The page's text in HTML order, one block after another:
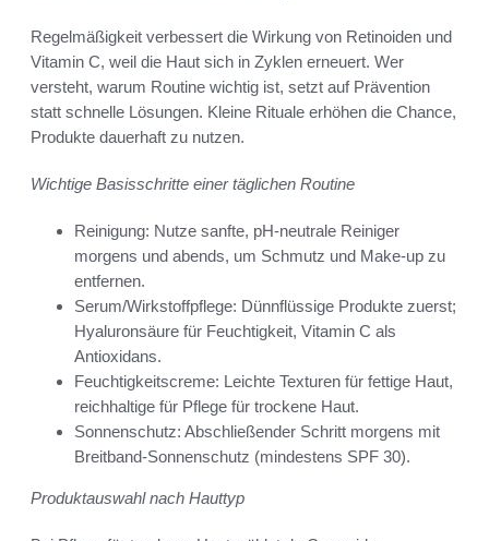
Regelmäßigkeit verbessert die Wirkung von Retinoiden und
Vitamin C, weil die Haut sich in Zyklen erneuert. Wer
versteht, warum Routine wichtig ist, setzt auf Prävention
statt schnelle Lösungen. Kleine Rituale erhöhen die Chance,
Produkte dauerhaft zu nutzen.
Wichtige Basisschritte einer täglichen Routine
Reinigung: Nutze sanfte, pH-neutrale Reiniger
morgens und abends, um Schmutz und Make-up zu
entfernen.
Serum/Wirkstoffpflege: Dünnflüssige Produkte zuerst;
Hyaluronsäure für Feuchtigkeit, Vitamin C als
Antioxidans.
Feuchtigkeitscreme: Leichte Texturen für fettige Haut,
reichhaltige für Pflege für trockene Haut.
Sonnenschutz: Abschließender Schritt morgens mit
Breitband-Sonnenschutz (mindestens SPF 30).
Produktauswahl nach Hauttyp